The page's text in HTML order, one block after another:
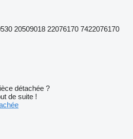
20509018 22076170 7422076170
détachée ?
de suite !